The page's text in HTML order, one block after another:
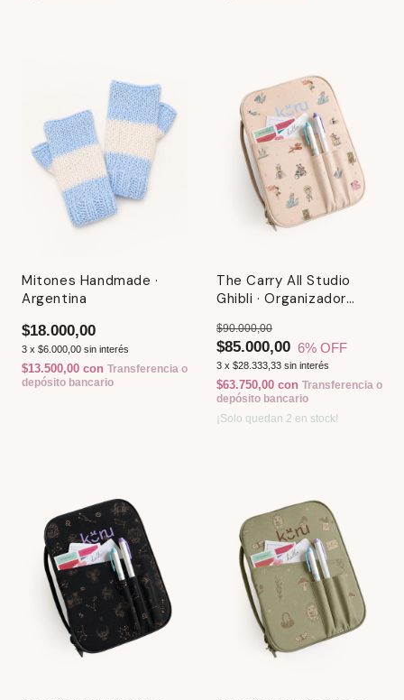
Mitones Handmade ·
Argentina
$18.000,00
3 x $6.000,00 sin interés
$13.500,00 con Transferencia o
depósito bancario
The Carry All Studio
Ghibli · Organizador
$85.000,00
$90.000,00
6% OFF
3 x $28.333,33 sin interés
$63.750,00 con Transferencia o
depósito bancario
¡Solo quedan 2 en stock!